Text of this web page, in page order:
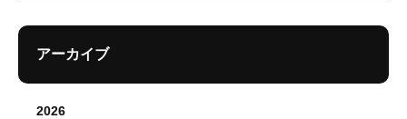
アーカイブ
2026